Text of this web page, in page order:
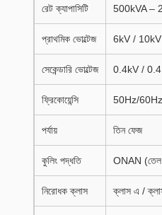
রেট ক্যাপাসিটি 500kVA –
প্রাথমিক ভোল্টেজ 6kV /
সেকেন্ডারি ভোল্টেজ 0.4kV /
ফ্রিকোয়েন্সি 50Hz/60Hz
পর্যায় তিন ফেজ
কুলিং পদ্ধতি ONAN (তেল
নিরোধক ক্লাস ক্লাস এ /